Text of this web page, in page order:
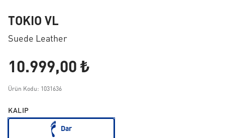
TOKIO VL
Suede Leather
10.999,00 ₺
Ürün Kodu: 1031636
KALIP
Dar